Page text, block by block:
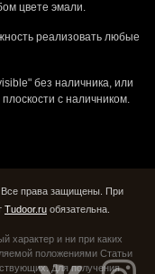
цвете эмали.
реализовать любые
без наличника, или
с наличником.
Все права защищены. При
Tudoor.ru обязательна.
характер и ни при каких
положениями Статьи
Для получения